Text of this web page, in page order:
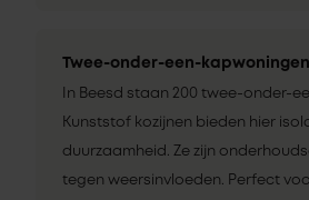
Twee-onder-een-kapwoningen
In Beesd staan 200 twee-onder-
Kunststof kozijnen bieden hier
duurzaamheid. Ze zijn
tegen weersinvloeden. Perfect